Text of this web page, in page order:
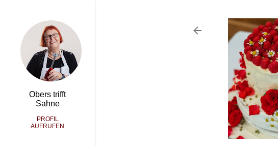
Obers trifft
Sahne
PROFIL
AUFRUFEN